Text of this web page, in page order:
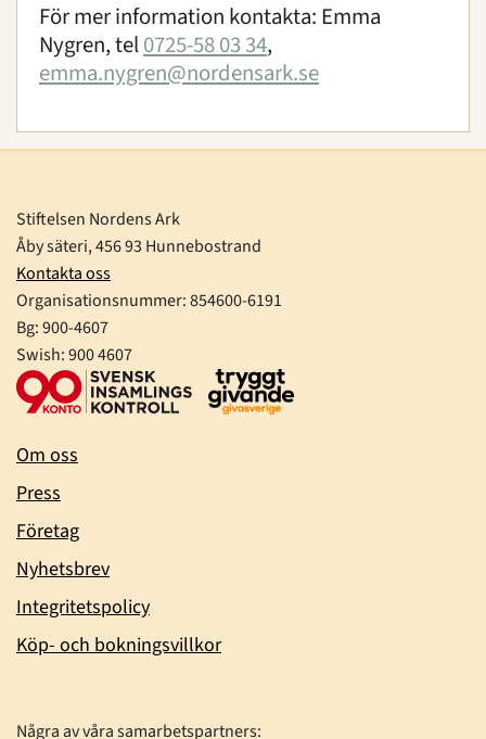
För mer information kontakta: Emma
Nygren, tel0725-58 03 34,
emma.nygren@nordensark.se
Stiftelsen Nordens Ark
Åby säteri, 456 93 Hunnebostrand
Kontakta oss
Organisationsnummer:854600-6191
Bg: 900-4607
Swish: 900 4607
Om oss
Press
Företag
Nyhetsbrev
Integritetspolicy
Köp- och bokningsvillkor
Några av våra samarbetspartners: